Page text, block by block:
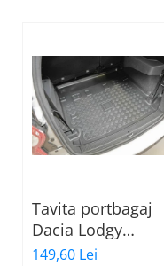
Tavita portbagaj
Dacia Lodgy
fabricatie 07.2012 -
149,60 Lei